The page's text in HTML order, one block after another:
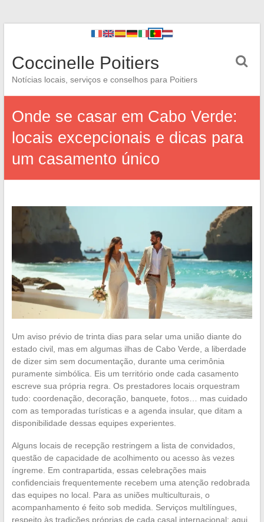
Coccinelle Poitiers
Notícias locais, serviços e conselhos para Poitiers
Onde se casar em Cabo Verde:
locais excepcionais e dicas para
um casamento único
Um aviso prévio de trinta dias para selar uma união diante do
estado civil, mas em algumas ilhas de Cabo Verde, a liberdade
de dizer sim sem documentação, durante uma cerimônia
puramente simbólica. Eis um território onde cada casamento
escreve sua própria regra. Os prestadores locais orquestram
tudo: coordenação, decoração, banquete, fotos… mas cuidado
com as temporadas turísticas e a agenda insular, que ditam a
disponibilidade dessas equipes experientes.
Alguns locais de recepção restringem a lista de convidados,
questão de capacidade de acolhimento ou acesso às vezes
íngreme. Em contrapartida, essas celebrações mais
confidenciais frequentemente recebem uma atenção redobrada
das equipes no local. Para as uniões multiculturais, o
acompanhamento é feito sob medida. Serviços multilíngues,
respeito às tradições próprias de cada casal internacional: aqui,